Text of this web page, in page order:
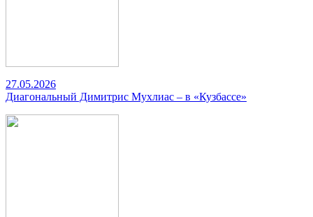
27.05.2026
Диагональный Димитрис Мухлиас – в «Кузбассе»